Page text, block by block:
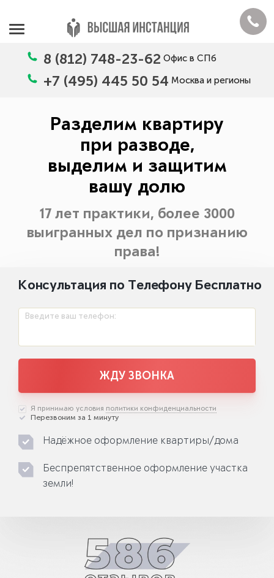
8 (812) 748-23-62 Офис в СПб
+7 (495) 445 50 54 Москва и регионы
Разделим квартиру
при разводе,
выделим и защитим
вашу долю
17 лет практики, более 3000
выигранных дел по признанию
права!
Консультация по Телефону Бесплатно
Введите ваш телефон:
ЖДУ ЗВОНКА
Я принимаю условия политики конфиденциальности
Перезвоним за 1 минуту
Надёжное оформление квартиры/дома
Беспрепятственное оформление участка
земли!